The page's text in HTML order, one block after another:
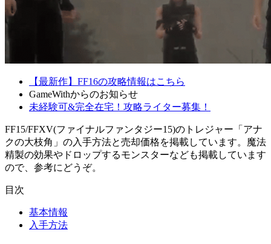
【最新作】FF16の攻略情報はこちら
GameWithからのお知らせ
未経験可&完全在宅！攻略ライター募集！
FF15/FFXV(ファイナルファンタジー15)のトレジャー「アナ
クの大枝角」の入手方法と売却価格を掲載しています。魔法
精製の効果やドロップするモンスターなども掲載しています
ので、参考にどうぞ。
目次
基本情報
入手方法